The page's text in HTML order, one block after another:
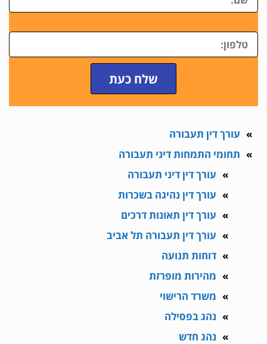
שלח כעת
עורך דין תעבורה
תחומי התמחות דיני תעבורה
עורך דין דיני תעבורה
עורך דין נהיגה בשכרות
עורך דין תאונות דרכים
עורך דין תעבורה תל אביב
דוחות תנועה
מהירות מופרזת
משרד הרישוי
נהג בפסילה
נהג חדש